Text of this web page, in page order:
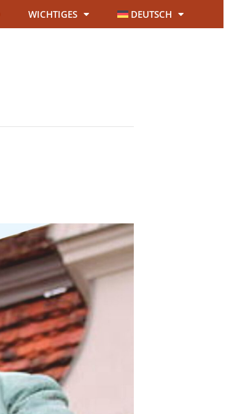
WICHTIGES DEUTSCH